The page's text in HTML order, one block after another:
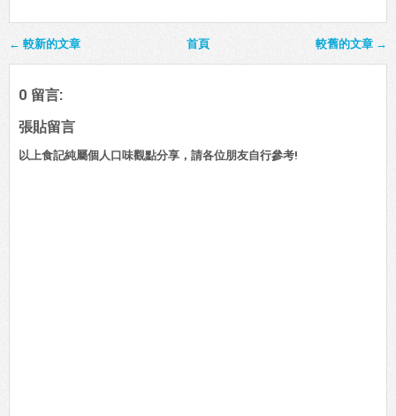
← 較新的文章 較舊的文章 →
首頁
0 留言:
張貼留言
以上食記純屬個人口味觀點分享，請各位朋友自行參考!